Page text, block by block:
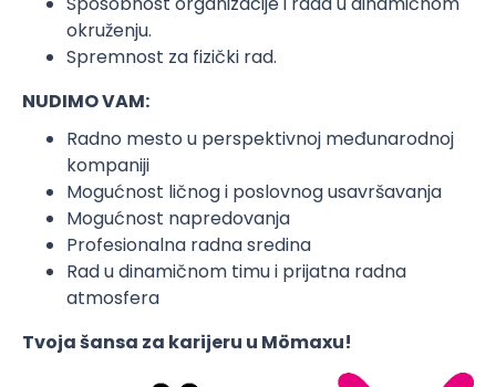
okruženju.
Spremnost za fizički rad.
NUDIMO VAM:
Radno mesto u perspektivnoj međunarodnoj
kompaniji
Mogućnost ličnog i poslovnog usavršavanja
Mogućnost napredovanja
Profesionalna radna sredina
Rad u dinamičnom timu i prijatna radna
atmosfera
Tvoja šansa za karijeru u Mömaxu!